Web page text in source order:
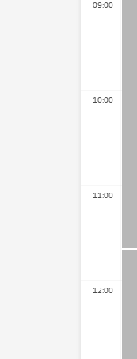
09:00
10:00
11:00
12:00